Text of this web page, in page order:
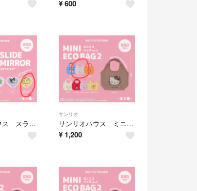
¥600
サンリオハウス スライドミラー ポムポムプリン
サンリオ
サンリオハウス ミニエコバッグ2 マロンクリーム
¥ 1,200